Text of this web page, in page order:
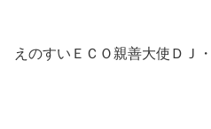
えのすいＥＣＯ親善大使ＤＪ